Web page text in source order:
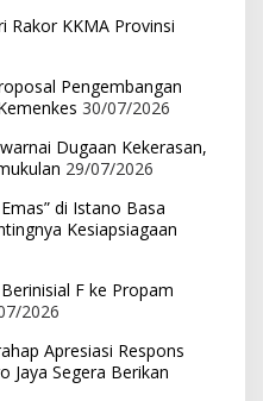
Rakor KKMA Provinsi
Pengembangan
30/07/2026
Dugaan Kekerasan,
29/07/2026
di Istano Basa
Kesiapsiagaan
F ke Propam
2026
Apresiasi Respons
Jaya Segera Berikan